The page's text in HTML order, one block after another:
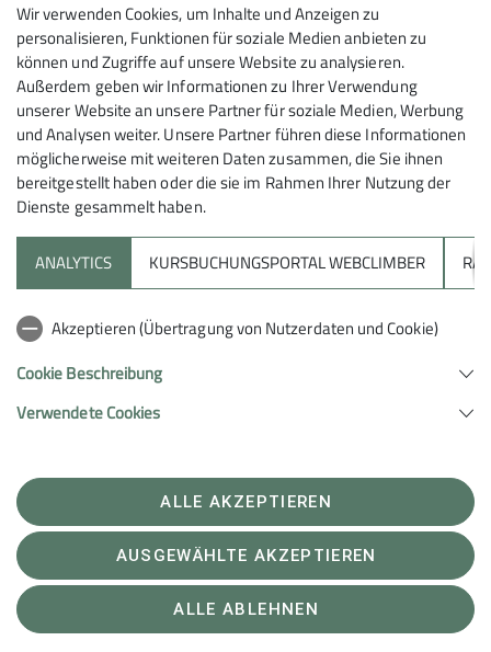
Organisation
Martin
Plieninger
Details
Offener Klettertreff
10.09.2026
Uwe Kolb
Monatswanderung September – BZG Künzelsau
13.09.2026
Familienklettern FG4
Details
Wir verwenden Cookies, um Inhalte und Anzeigen zu
personalisieren, Funktionen für soziale Medien anbieten zu
können und Zugriffe auf unsere Website zu analysieren.
Außerdem geben wir Informationen zu Ihrer Verwendung
unserer Website an unsere Partner für soziale Medien, Werbung
und Analysen weiter. Unsere Partner führen diese Informationen
möglicherweise mit weiteren Daten zusammen, die Sie ihnen
bereitgestellt haben oder die sie im Rahmen Ihrer Nutzung der
Dienste gesammelt haben.
ANALYTICS KURSBUCHUNGSPORTAL WEBCLIMBER
Akzeptieren (Übertragung von Nutzerdaten und Cookie)
Cookie Beschreibung
Verwendete Cookies
ALLE AKZEPTIEREN
AUSGEWÄHLTE AKZEPTIEREN
ALLE ABLEHNEN